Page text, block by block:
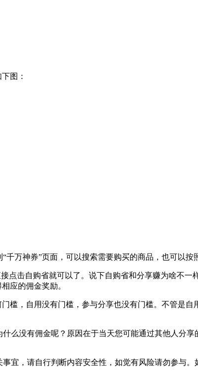
图：
万神券”页面，可以搜索需要购买的商品，也可以按
点击自购省就可以了。说下自购省和分享赚为啥不
应的佣金奖励。
槛，自用没有门槛，参与分享也没有门槛。不管是
么没有佣金呢？原因在于当天您可能通过其他人分
宜，请自行判断内容安全性，如觉有风险请勿参与